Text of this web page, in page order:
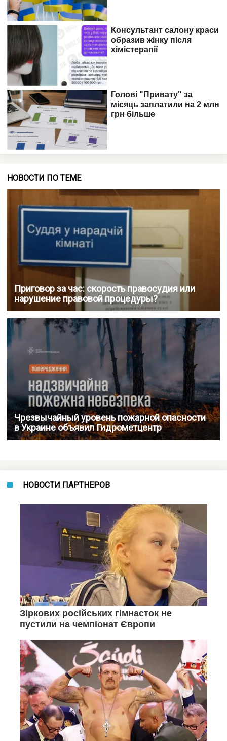
НОВОСТИ ПО ТЕМЕ
Приговор за час: скорость правосудия или
нарушение правовой процедуры?
Чрезвычайный уровень пожарной опасности
в Украине объявил Гидрометцентр
НОВОСТИ ПАРТНЕРОВ